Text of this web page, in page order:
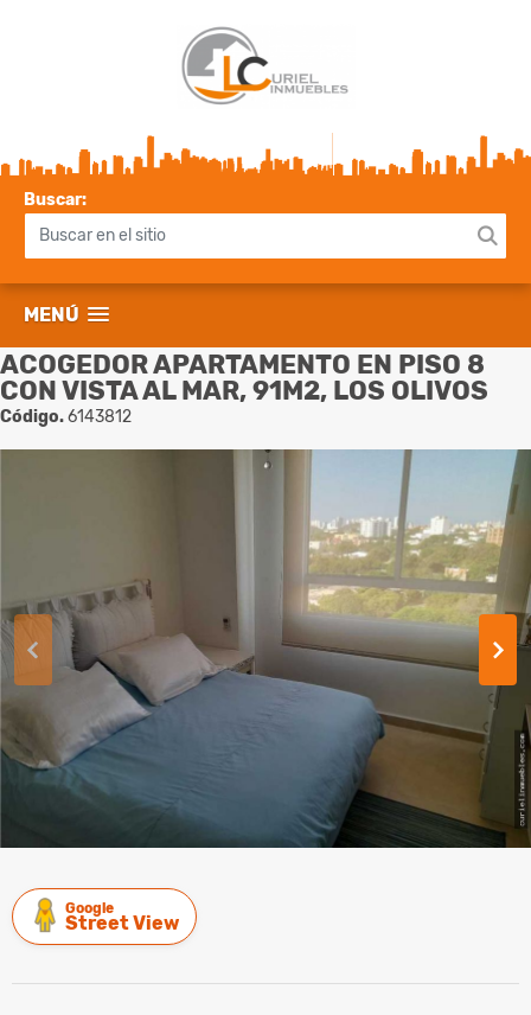
Buscar:
MENÚ
ACOGEDOR APARTAMENTO EN PISO 8
CON VISTA AL MAR, 91M2, LOS OLIVOS
Código.6143812
Google
Street View